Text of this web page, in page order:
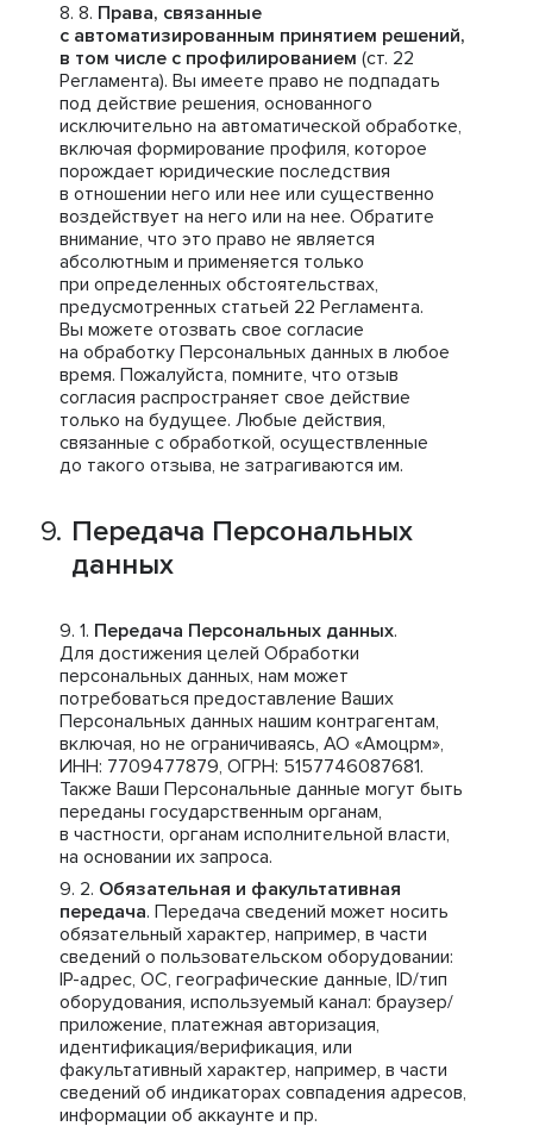
Права, связанные
с автоматизированным принятием решений,
в том числе с профилированием (ст. 22
Регламента). Вы имеете право не подпадать
под действие решения, основанного
исключительно на автоматической обработке,
включая формирование профиля, которое
порождает юридические последствия
в отношении него или нее или существенно
воздействует на него или на нее. Обратите
внимание, что это право не является
абсолютным и применяется только
при определенных обстоятельствах,
предусмотренных статьей 22 Регламента.
Вы можете отозвать свое согласие
на обработку Персональных данных в любое
время. Пожалуйста, помните, что отзыв
согласия распространяет свое действие
только на будущее. Любые действия,
связанные с обработкой, осуществленные
до такого отзыва, не затрагиваются им.
Передача Персональных
данных
Передача Персональных данных.
Для достижения целей Обработки
персональных данных, нам может
потребоваться предоставление Ваших
Персональных данных нашим контрагентам,
включая, но не ограничиваясь, АО «Амоцрм»,
ИНН: 7709477879, ОГРН: 5157746087681.
Также Ваши Персональные данные могут быть
переданы государственным органам,
в частности, органам исполнительной власти,
на основании их запроса.
Обязательная и факультативная
передача. Передача сведений может носить
обязательный характер, например, в части
сведений о пользовательском оборудовании:
IP-адрес, ОС, географические данные, ID/тип
оборудования, используемый канал: браузер/
приложение, платежная авторизация,
идентификация/верификация, или
факультативный характер, например, в части
сведений об индикаторах совпадения адресов,
информации об аккаунте и пр.